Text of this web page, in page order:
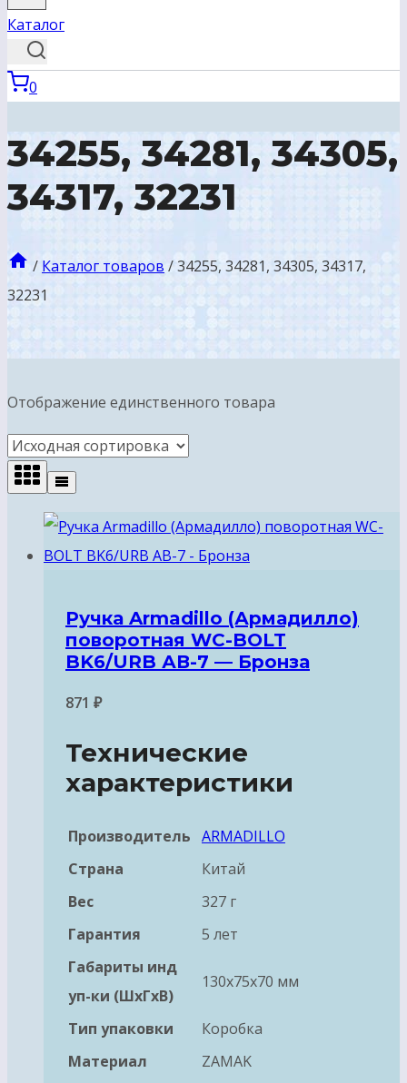
Каталог
0
34255, 34281, 34305,
34317, 32231
/ Каталог товаров /34255, 34281, 34305, 34317,
32231
Отображение единственного товара
Ручка Armadillo (Армадилло)
поворотная WC-BOLT
BK6/URB АВ-7 — Бронза
871 ₽
Технические
характеристики
Производитель ARMADILLO
Страна
Китай
Вес
327 г
Гарантия
5 лет
Габариты инд
уп-ки (ШхГхВ)
130x75x70 мм
Тип упаковки
Коробка
Материал
ZAMAK